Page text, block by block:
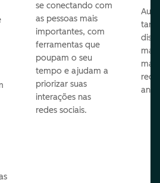
se conectando com
as pessoas mais
importantes, com
ferramentas que
poupam o seu
tempo e ajudam a
priorizar suas
interações nas
redes sociais.
mail